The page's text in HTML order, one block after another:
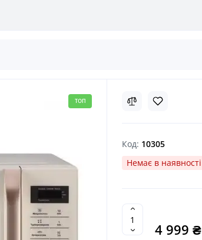
ТОП
Код: 10305
Немає в наявності
4 999 ₴